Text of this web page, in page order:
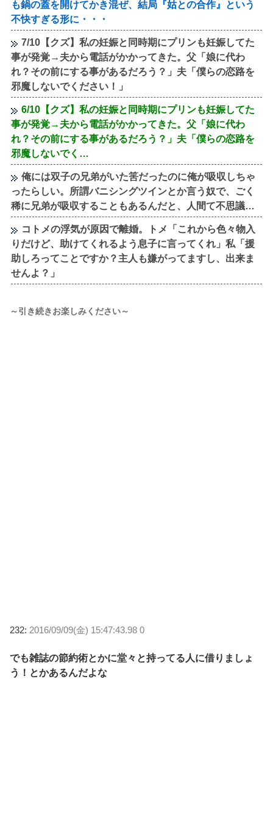
も鍋の蓋を開けてかき混ぜ、結局『姑との合作』という
不快すぎる形に・・・
7/10【クズ】私の妊娠と同時期にプリンも妊娠してた
事が発覚→夫から電話がかかってきた。父「娘に代わ
れ？その前にする事があるだろう？」夫「僕らの恋路を
邪魔しないでください！」
6/10【クズ】私の妊娠と同時期にプリンも妊娠してた
事が発覚→夫から電話がかかってきた。父「娘に代わ
れ？その前にする事があるだろう？」夫「僕らの恋路を
邪魔しないでく…
俺には双子の兄弟がいた筈だったのに俺が吸収しちゃ
ったらしい。所謂バニシングツインとか言う奴で、ごく
稀に兄弟が吸収することもあるんだと、人間て不思議…
コトメの浮気が原因で離婚。トメ「これから色々物入
りだけど、助けてくれるよう息子に言ってくれ」私「援
助しろってことですか？主人も嫌がってますし、出来ま
せんよ？」
～引き続きお楽しみください～
232: 2016/09/09(金) 15:47:43.98 0
でも雑誌の節約術とかに堂々と持ってる人に借りましょ
う！とかあるんだよな